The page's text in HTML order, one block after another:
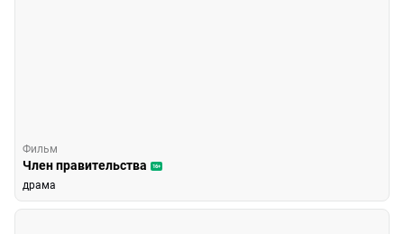
Фильм
Член правительства 16+
драма